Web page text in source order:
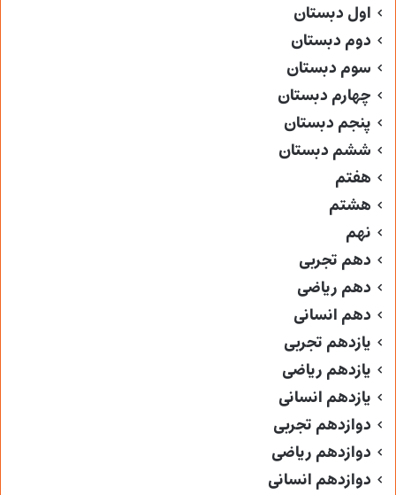
اول دبستان
دوم دبستان
سوم دبستان
چهارم دبستان
پنجم دبستان
ششم دبستان
هفتم
هشتم
نهم
دهم تجربی
دهم ریاضی
دهم انسانی
یازدهم تجربی
یازدهم ریاضی
یازدهم انسانی
دوازدهم تجربی
دوازدهم ریاضی
دوازدهم انسانی